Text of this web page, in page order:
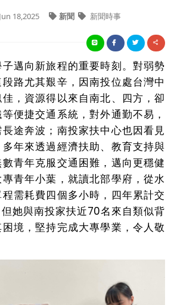
Jun 18,2025 新聞 新聞時事
邁向新旅程的重要時刻。對弱勢
路尤其艱辛，因南投位處台灣中
，資源得以來自南北、四方，卻
便捷交通系統，對外通勤不易，
途奔波；南投家扶中心也因看見
年來透過經濟扶助、教育支持與
青年克服交通困難，邁向更穩健
青年小葉，就讀北部學府，從水
需耗費四個多小時，四年累計交
她與南投家扶近70名來自類似背
境，堅持完成大專學業，令人敬